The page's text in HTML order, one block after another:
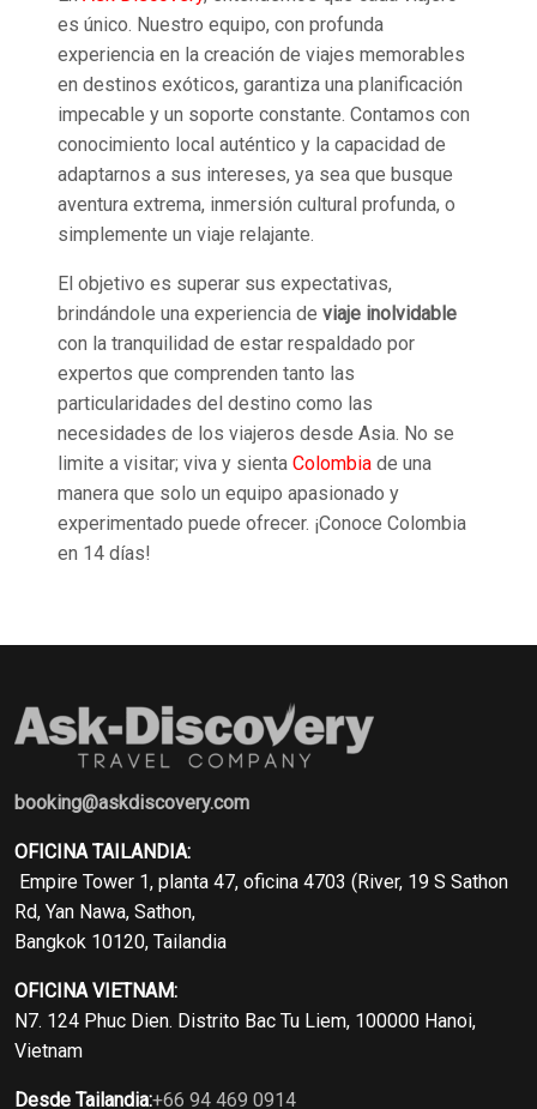
es único. Nuestro equipo, con profunda
experiencia en la creación de viajes memorables
en destinos exóticos, garantiza una planificación
impecable y un soporte constante. Contamos con
conocimiento local auténtico y la capacidad de
adaptarnos a sus intereses, ya sea que busque
aventura extrema, inmersión cultural profunda, o
simplemente un viaje relajante.
El objetivo es superar sus expectativas,
brindándole una experiencia de viaje inolvidable
con la tranquilidad de estar respaldado por
expertos que comprenden tanto las
particularidades del destino como las
necesidades de los viajeros desde Asia. No se
limite a visitar; viva y sienta Colombia de una
manera que solo un equipo apasionado y
experimentado puede ofrecer. ¡Conoce Colombia
en 14 días!
booking@askdiscovery.com
OFICINA TAILANDIA:
Empire Tower 1, planta 47, oficina 4703 (River, 19 S Sathon
Rd, Yan Nawa, Sathon,
Bangkok 10120, Tailandia
OFICINA VIETNAM:
N7. 124 Phuc Dien. Distrito Bac Tu Liem, 100000 Hanoi,
Vietnam
Desde Tailandia:+66 94 469 0914